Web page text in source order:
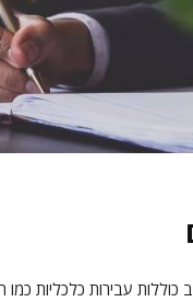
כוללות עבירות כלכליות